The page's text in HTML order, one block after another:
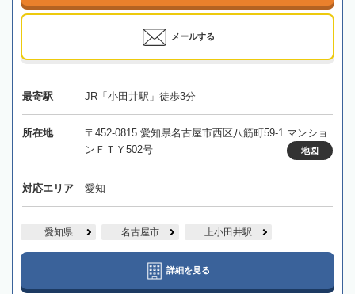
メールする
最寄駅 JR「小田井駅」徒歩3分
所在地
〒452-0815 愛知県名古屋市西区八筋町59-1 マンショ
ンＦＴＹ502号
地図
対応エリア 愛知
愛知県 名古屋市 上小田井駅
詳細を見る